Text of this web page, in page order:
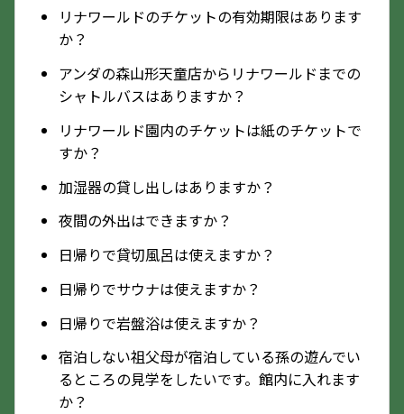
リナワールドのチケットの有効期限はあります
か？
アンダの森山形天童店からリナワールドまでの
シャトルバスはありますか？
リナワールド園内のチケットは紙のチケットで
すか？
加湿器の貸し出しはありますか？
夜間の外出はできますか？
日帰りで貸切風呂は使えますか？
日帰りでサウナは使えますか？
日帰りで岩盤浴は使えますか？
宿泊しない祖父母が宿泊している孫の遊んでい
るところの見学をしたいです。館内に入れます
か？